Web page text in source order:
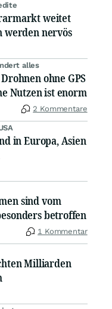
weitet
werden nervös
alles
ohne GPS
Nutzen ist enorm
2 Kommentare
in Europa, Asien
sind vom
betroffen
1 Kommentar
Milliarden